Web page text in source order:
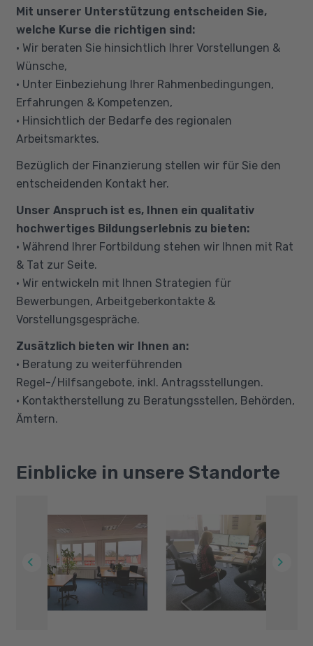
Mit unserer Unterstützung entscheiden Sie,
welche Kurse die richtigen sind:
• Wir beraten Sie hinsichtlich Ihrer Vorstellungen &
Wünsche,
• Unter Einbeziehung Ihrer Rahmenbedingungen,
Erfahrungen & Kompetenzen,
• Hinsichtlich der Bedarfe des regionalen
Arbeitsmarktes.
Bezüglich der Finanzierung stellen wir für Sie den
entscheidenden Kontakt her.
Unser Anspruch ist es, Ihnen ein qualitativ
hochwertiges Bildungserlebnis zu bieten:
• Während Ihrer Fortbildung stehen wir Ihnen mit Rat
& Tat zur Seite.
• Wir entwickeln mit Ihnen Strategien für
Bewerbungen, Arbeitgeberkontakte &
Vorstellungsgespräche.
Zusätzlich bieten wir Ihnen an:
• Beratung zu weiterführenden
Regel-/Hilfsangebote, inkl. Antragsstellungen.
• Kontaktherstellung zu Beratungsstellen, Behörden,
Ämtern.
Einblicke in unsere Standorte